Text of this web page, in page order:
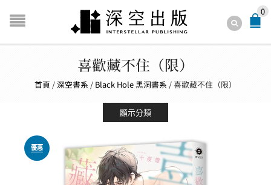
0
喜歡藏不住（限）
首頁 /深空書系 / Black Hole 黑洞書系 /喜歡藏不住（限）
優惠
顯示分類